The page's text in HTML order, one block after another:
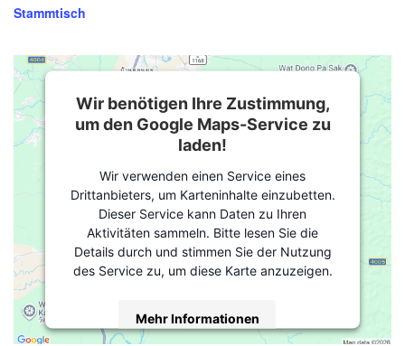
Stammtisch
Wir benötigen Ihre Zustimmung,
um den Google Maps-Service zu
laden!
Wir verwenden einen Service eines
Drittanbieters, um Karteninhalte einzubetten.
Dieser Service kann Daten zu Ihren
Aktivitäten sammeln. Bitte lesen Sie die
Details durch und stimmen Sie der Nutzung
des Service zu, um diese Karte anzuzeigen.
Mehr Informationen